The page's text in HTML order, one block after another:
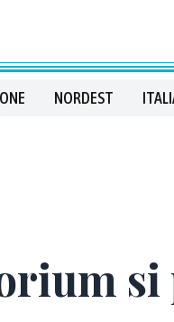
NORDEST